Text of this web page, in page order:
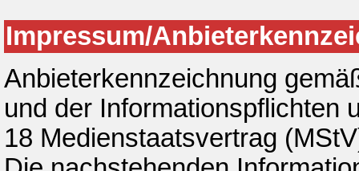
Impressum/
Anbieterkennzeichnung
und der Informationspflichten
18 Medienstaatsvertrag